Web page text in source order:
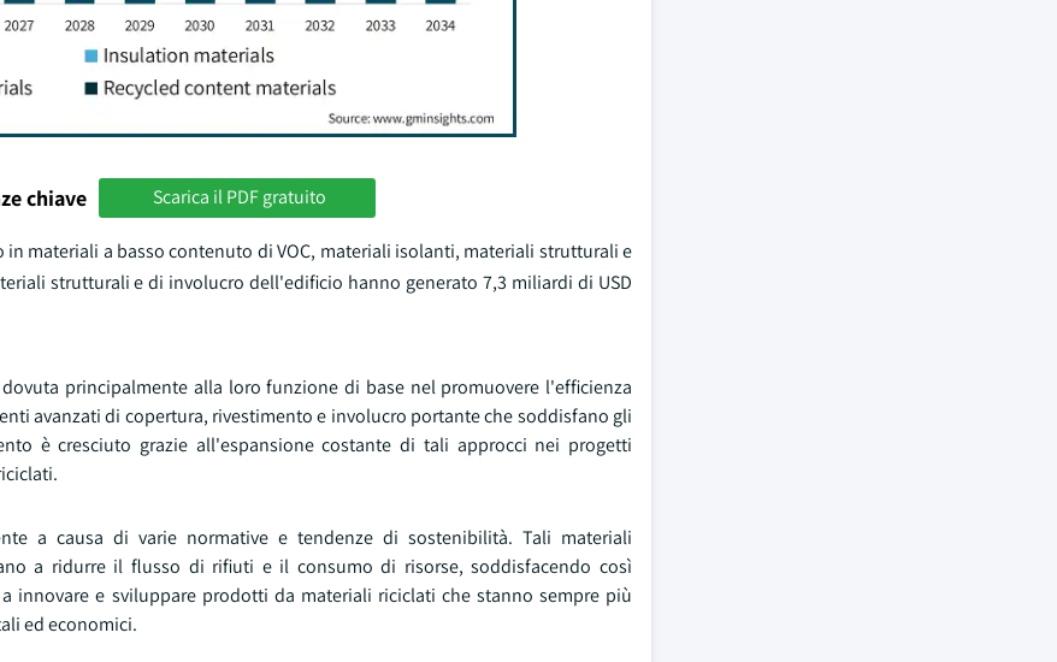
chiave Scarica il PDF gratuito
materiali a basso contenuto di VOC, materiali isolanti, materiali strutturali e
strutturali e di involucro dell'edificio hanno generato 7,3 miliardi di USD
principalmente alla loro funzione di base nel promuovere l'efficienza
avanzati di copertura, rivestimento e involucro portante che soddisfano gli
è cresciuto grazie all'espansione costante di tali approcci nei progetti
a causa di varie normative e tendenze di sostenibilità. Tali materiali
a ridurre il flusso di rifiuti e il consumo di risorse, soddisfacendo così
innovare e sviluppare prodotti da materiali riciclati che stanno sempre più
ed economici.